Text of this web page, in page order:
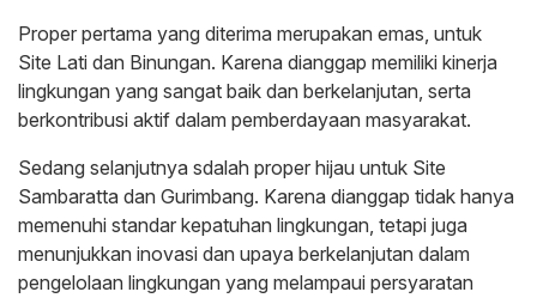
Proper pertama yang diterima merupakan emas, untuk
Site Lati dan Binungan. Karena dianggap memiliki kinerja
lingkungan yang sangat baik dan berkelanjutan, serta
berkontribusi aktif dalam pemberdayaan masyarakat.
Sedang selanjutnya sdalah proper hijau untuk Site
Sambaratta dan Gurimbang. Karena dianggap tidak hanya
memenuhi standar kepatuhan lingkungan, tetapi juga
menunjukkan inovasi dan upaya berkelanjutan dalam
pengelolaan lingkungan yang melampaui persyaratan